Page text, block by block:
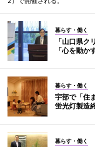
暮らす・働く
「山口県
「心を動か
暮らす・働く
宇部で「住
蛍光灯製造
暮らす・働く